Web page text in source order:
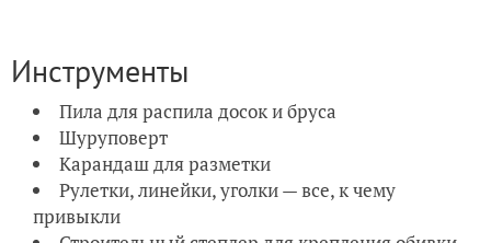
Инструменты
Пила для распила досок и бруса
Шуруповерт
Карандаш для разметки
Рулетки, линейки, уголки — все, к чему
привыкли